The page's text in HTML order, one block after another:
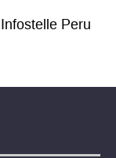
Infostelle Peru